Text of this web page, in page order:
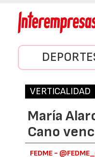
VERTICALIDAD
María
Cano
FEDME -